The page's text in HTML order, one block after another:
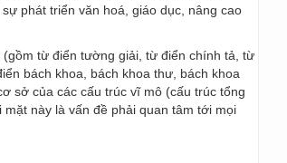
phát triển văn hoá, giáo dục, nâng cao
từ điển tường giải, từ điển chính tả, từ
bách khoa, bách khoa thư, bách khoa
sở của các cấu trúc vĩ mô (cấu trúc tổng
này là vấn đề phải quan tâm tới mọi